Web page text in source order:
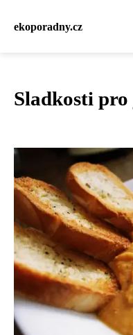
ekoporadny.cz
Sladkosti